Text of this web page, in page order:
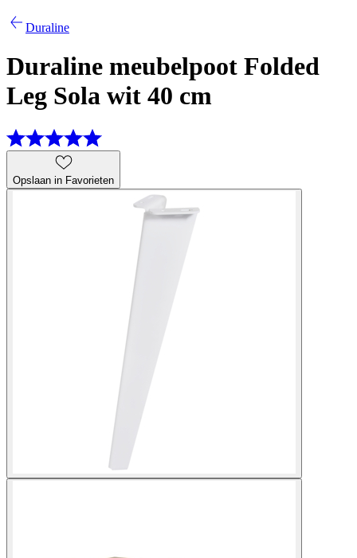
Duraline
Duraline meubelpoot Folded
Leg Sola wit 40 cm
Opslaan in Favorieten